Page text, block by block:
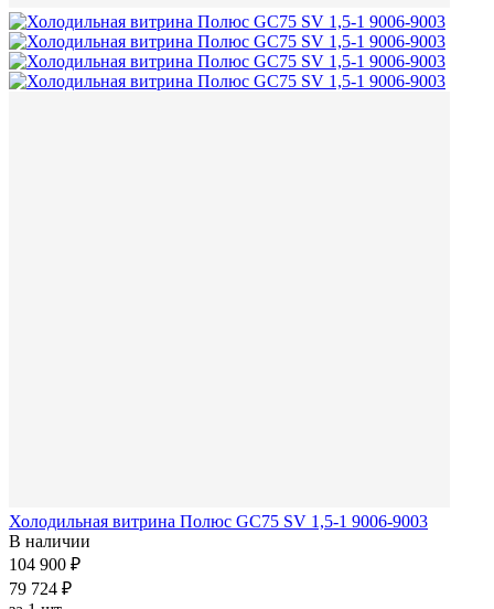
Холодильная витрина Полюс GС75 SV 1,5-1 9006-9003
В наличии
104 900 ₽
79 724 ₽